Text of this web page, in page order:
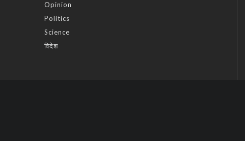
Opinion
Politics
Science
विदेश